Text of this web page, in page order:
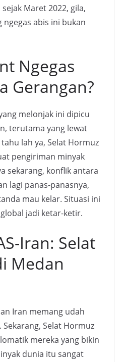
Maret 2022, gila,
ngegas abis ini bukan
Ngegas
Gerangan?
melonjak ini dipicu
terutama yang lewat
lah ya, Selat Hormuz
pengiriman minyak
sekarang, konflik antara
lagi panas-panasnya,
mau kelar. Situasi ini
jadi ketar-ketir.
Iran: Selat
Medan
Iran memang udah
Selat Hormuz
mereka yang bikin
dunia itu sangat